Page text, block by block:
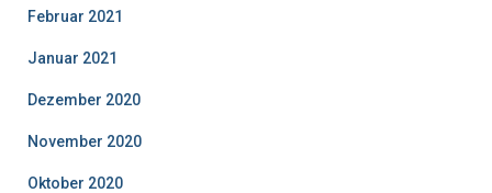
Februar 2021
Januar 2021
Dezember 2020
November 2020
Oktober 2020